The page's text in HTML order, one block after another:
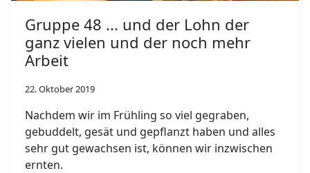
Gruppe 48 ... und der Lohn der
ganz vielen und der noch mehr
Arbeit
22. Oktober 2019
Nachdem wir im Frühling so viel gegraben,
gebuddelt, gesät und gepflanzt haben und alles
sehr gut gewachsen ist, können wir inzwischen
ernten.